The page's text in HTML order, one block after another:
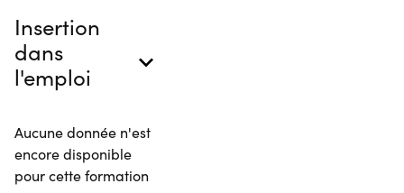
Insertion
dans
l'emploi
Aucune donnée n'est
encore disponible
pour cette formation